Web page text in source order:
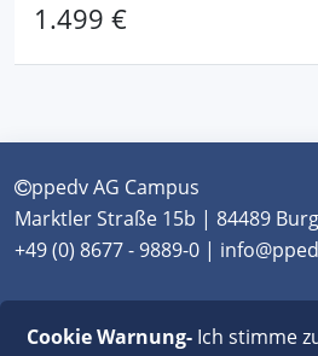
1.499 €
ppedv AG Campus
Marktler Straße 15b | 84489
+49 (0) 8677 - 9889-0 |
Cookie Warnung-Ich stimme